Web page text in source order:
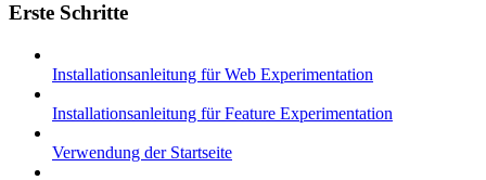
Erste Schritte
Installationsanleitung für Web Experimentation
Installationsanleitung für Feature Experimentation
Verwendung der Startseite